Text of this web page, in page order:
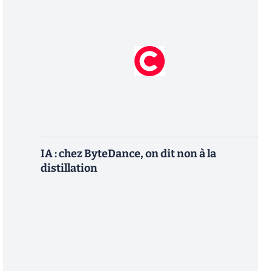
IA : chez ByteDance, on dit non à la
distillation